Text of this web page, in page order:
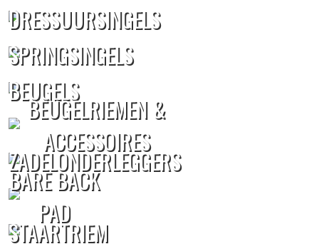
DRESSUURSINGELS
SPRINGSINGELS
BEUGELS
BEUGELRIEMEN &
ACCESSOIRES
ZADELONDERLEGGERS
BARE BACK
PAD
STAARTRIEM